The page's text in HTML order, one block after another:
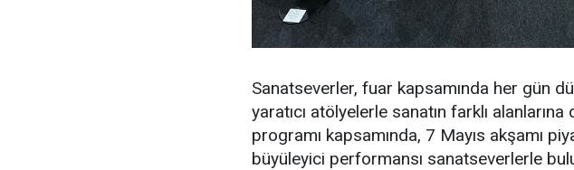
Sanatseverler, fuar kapsamında her gün
yaratıcı atölyelerle sanatın farklı
programı kapsamında, 7 Mayıs akşamı
büyüleyici performansı sanatseverlerle